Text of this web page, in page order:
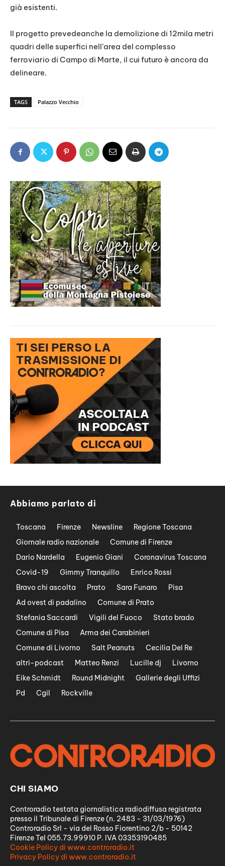
già esistenti.
Il progetto prevedeanche la demolizione di 12mila metri
quadri delle superfici nell’area del complesso
ferroviario di Campo di Marte, il cui futuro è ancora da
delineare.
TAGS Palazzo Vecchio
Abbiamo parlato di
Toscana Firenze Newsline
Regione Toscana
Giornale radio nazionale
Comune di Firenze
Dario Nardella
Eugenio Giani
Coronavirus Toscana
Covid-19
Gimmy Tranquillo
Enrico Rossi
Bravo chi ascolta
Prato Sara Funaro
Pisa
Ad ovest di padalino
Comune di Prato
Stefania Saccardi
Vigili del Fuoco
Stato brado
Comune di Pisa
Arma dei Carabinieri
Comune di Livorno
Salt Peanuts
Cecilia Del Re
altri-podcast
Matteo Renzi Lucille dj
Livorno
Eike Schmidt
Round Midnight
Gallerie degli Uffizi
Pd
Cgil Rockville
CHI SIAMO
Controradio testata giornalistica radiodiffusa registrata
presso il Tribunale di Firenze (n. 2483 - 31/03/1976)
Controradio Srl - via del Rosso Fiorentino 2/b - 50142
Firenze Tel 055.73.99910 P. IVA 03353190485
Cookie Policy di www.controradio.it
Privacy Policy di www.controradio.it